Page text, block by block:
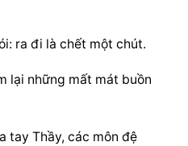
ra đi là chết một chút.
lại những mất mát buồn
tay Thầy, các môn đệ